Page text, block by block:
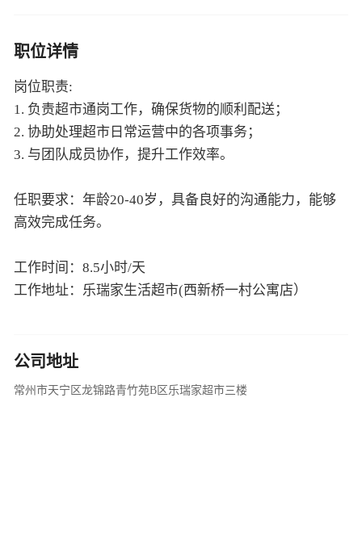
职位详情
岗位职责:
1. 负责超市通岗工作，确保货物的顺利配送；
2. 协助处理超市日常运营中的各项事务；
3. 与团队成员协作，提升工作效率。
任职要求：年龄20-40岁，具备良好的沟通能力，能够
高效完成任务。
工作时间：8.5小时/天
工作地址：乐瑞家生活超市(西新桥一村公寓店）
公司地址
常州市天宁区龙锦路青竹苑B区乐瑞家超市三楼